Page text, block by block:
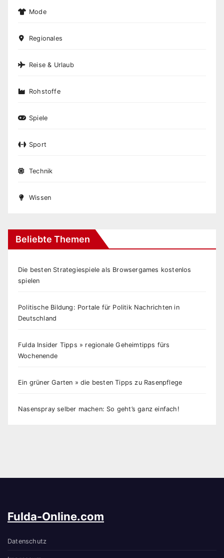
Mode
Regionales
Reise & Urlaub
Rohstoffe
Spiele
Sport
Technik
Wissen
Beliebte Themen
Die besten Strategiespiele als Browsergames kostenlos
spielen
Politische Bildung: Portale für Politik Nachrichten in
Deutschland
Fulda Insider Tipps » regionale Geheimtipps fürs
Wochenende
Ein grüner Garten » die besten Tipps zu Rasenpflege
Nasenspray selber machen: So geht’s ganz einfach!
Fulda-Online.com
Datenschutz